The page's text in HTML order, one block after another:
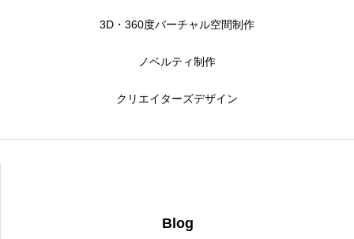
3D・360度バーチャル空間制作
ノベルティ制作
クリエイターズデザイン
Blog